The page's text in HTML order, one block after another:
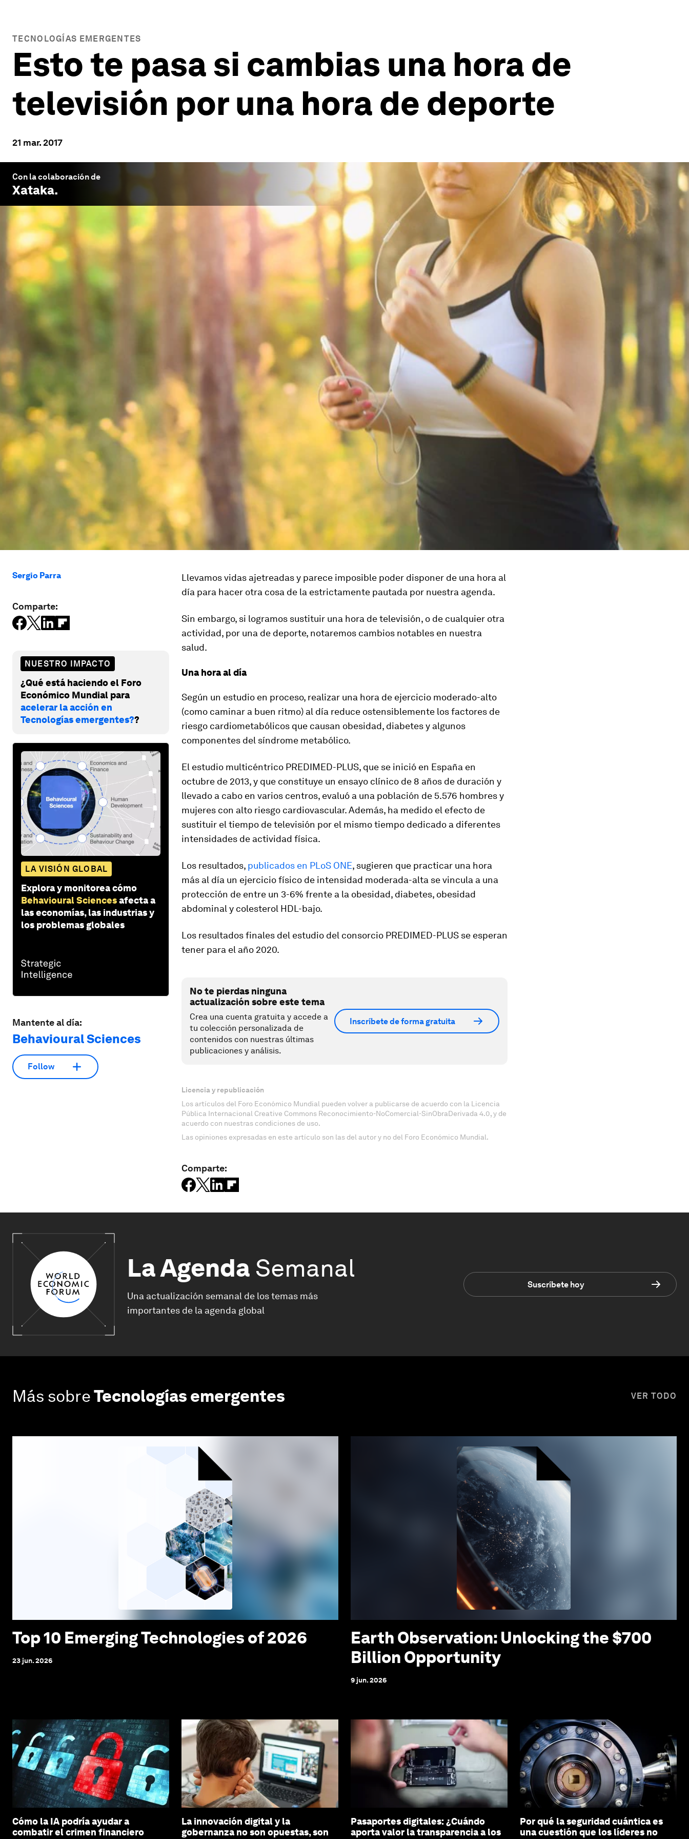
TECNOLOGÍAS EMERGENTES
Esto te pasa si cambias una hora de
televisión por una hora de deporte
21 mar. 2017
Con la colaboración de
Xataka.
Sergio Parra
Comparte:
NUESTRO IMPACTO
¿Qué está haciendo el Foro
Económico Mundial para
acelerar la acción en
Tecnologías emergentes??
LA VISIÓN GLOBAL
Explora y monitorea cómo
Behavioural Sciencesafecta a
las economías, las industrias y
los problemas globales
Mantente al día:
Behavioural Sciences
Follow
Llevamos vidas ajetreadas y parece imposible poder disponer de una hora al
día para hacer otra cosa de la estrictamente pautada por nuestra agenda.
Sin embargo, si logramos sustituir una hora de televisión, o de cualquier otra
actividad, por una de deporte, notaremos cambios notables en nuestra
salud.
Una hora al día
Según un estudio en proceso, realizar una hora de ejercicio moderado-alto
(como caminar a buen ritmo) al día reduce ostensiblemente los factores de
riesgo cardiometabólicos que causan obesidad, diabetes y algunos
componentes del síndrome metabólico.
El estudio multicéntrico PREDIMED-PLUS, que se inició en España en
octubre de 2013, y que constituye un ensayo clínico de 8 años de duración y
llevado a cabo en varios centros, evaluó a una población de 5.576 hombres y
mujeres con alto riesgo cardiovascular. Además, ha medido el efecto de
sustituir el tiempo de televisión por el mismo tiempo dedicado a diferentes
intensidades de actividad física.
Los resultados, publicados en PLoS ONE, sugieren que practicar una hora
más al día un ejercicio físico de intensidad moderada-alta se vincula a una
protección de entre un 3-6% frente a la obesidad, diabetes, obesidad
abdominal y colesterol HDL-bajo.
Los resultados finales del estudio del consorcio PREDIMED-PLUS se esperan
tener para el año 2020.
No te pierdas ninguna
actualización sobre este tema
Crea una cuenta gratuita y accede a
tu colección personalizada de
contenidos con nuestras últimas
publicaciones y análisis.
Inscríbete de forma gratuita
Licencia y republicación
Los artículos del Foro Económico Mundial pueden volver a publicarse de acuerdo con la Licencia
Pública Internacional Creative Commons Reconocimiento-NoComercial-SinObraDerivada 4.0, y de
acuerdo con nuestras condiciones de uso.
Las opiniones expresadas en este artículo son las del autor y no del Foro Económico Mundial.
Comparte:
La Agenda Semanal
Una actualización semanal de los temas más
importantes de la agenda global
Suscríbete hoy
Más sobreTecnologías emergentes VER TODO
Top 10 Emerging Technologies of 2026
23 jun. 2026
Earth Observation: Unlocking the $700
Billion Opportunity
9 jun. 2026
Cómo la IA podría ayudar a
combatir el crimen financiero
La innovación digital y la
gobernanza no son opuestas, son
Pasaportes digitales: ¿Cuándo
aporta valor la transparencia a los
Por qué la seguridad cuántica es
una cuestión que los líderes no